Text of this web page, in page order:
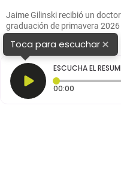
Jaime Gilinski recibió un
graduación de primavera 2026
Toca para escuchar×
ESCUCHA EL
00:00 Tiempo